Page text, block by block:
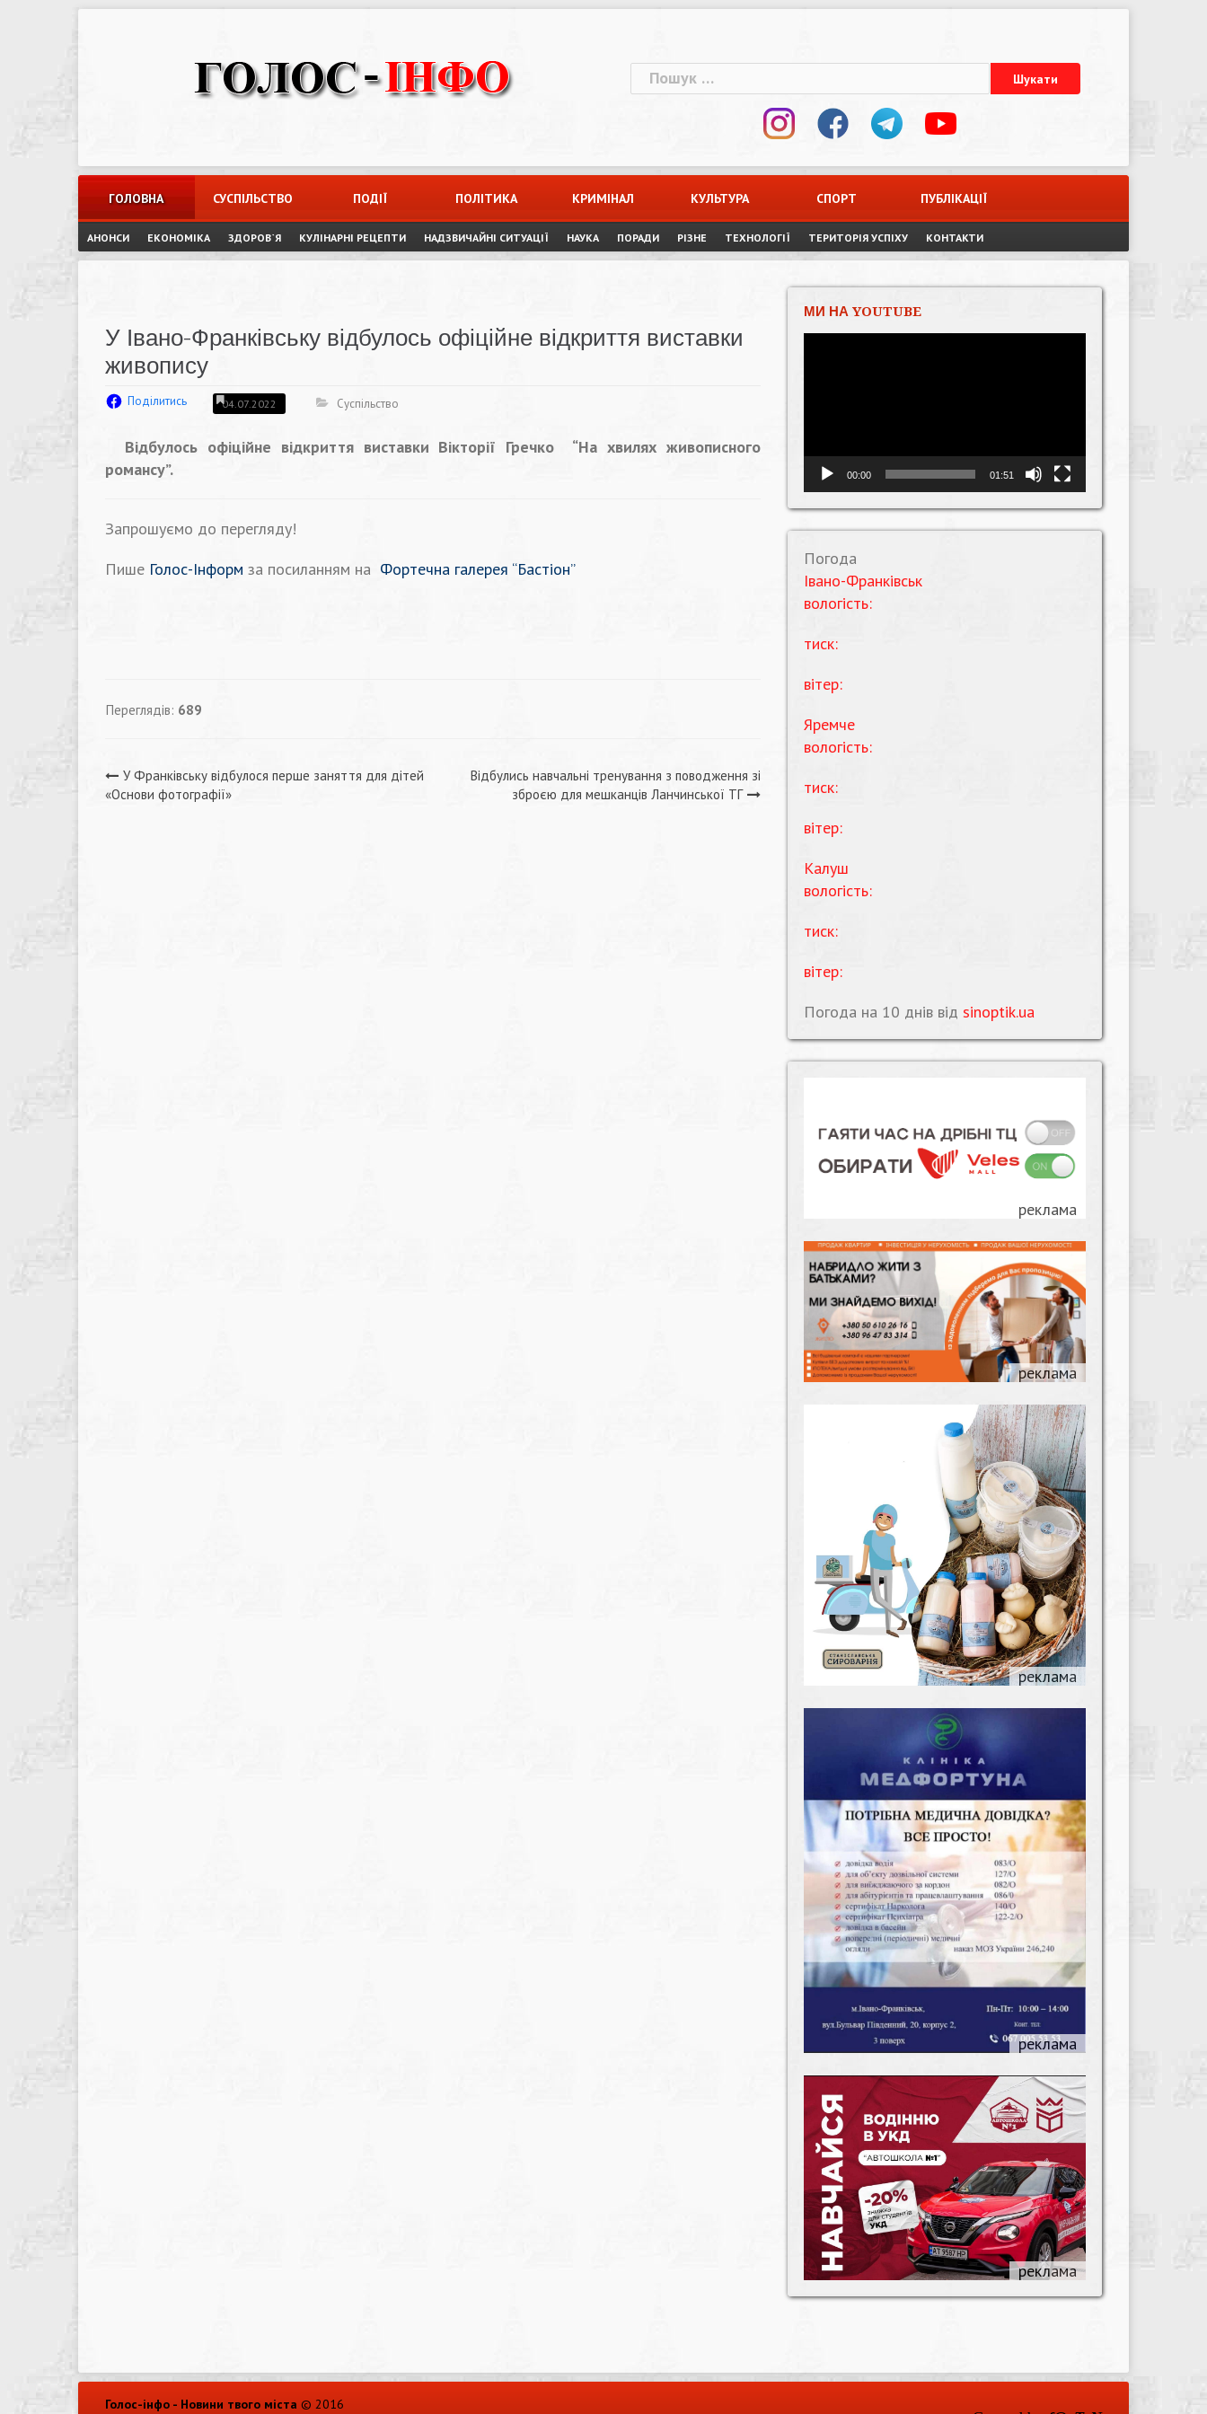
Пошук:
ГОЛОВНА СУСПІЛЬСТВО ПОДІЇ ПОЛІТИКА КРИМІНАЛ КУЛЬТУРА СПОРТ ПУБЛІКАЦІЇ
АНОНСИ ЕКОНОМІКА ЗДОРОВ`Я КУЛІНАРНІ РЕЦЕПТИ НАДЗВИЧАЙНІ СИТУАЦІЇ НАУКА ПОРАДИ РІЗНЕ ТЕХНОЛОГІЇ ТЕРИТОРІЯ УСПІХУ КОНТАКТИ
У Івано-Франківську відбулось офіційне відкриття виставки
живопису
Поділитись 04.07.2022 Суспільство
Відбулось офіційне відкриття виставки Вікторії Гречко “На хвилях живописного
романсу”.
Запрошуємо до перегляду!
Пише Голос-Інформ за посиланням на Фортечна галерея “Бастіон”
Переглядів: 689
Навігація
У Франківську відбулося перше заняття для дітей
«Основи фотографії»
Відбулись навчальні тренування з поводження зі
зброєю для мешканців Ланчинської ТГ
МИ НА YOUTUBE
00:00 01:51
Погода
Івано-Франківськ
вологість:
тиск:
вітер:
Яремче
вологість:
тиск:
вітер:
Калуш
вологість:
тиск:
вітер:
Погода на 10 днів від sinoptik.ua
Голос-інфо - Новини твого міста © 2016